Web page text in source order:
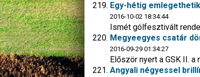
Egy-hétig
2016-10-02 18:34:44
Ismét gólfesztivált
Megyeegyes csatár
2016-09-29 01:34:27
Először nyert a GSK II. a
Angyali négyessel